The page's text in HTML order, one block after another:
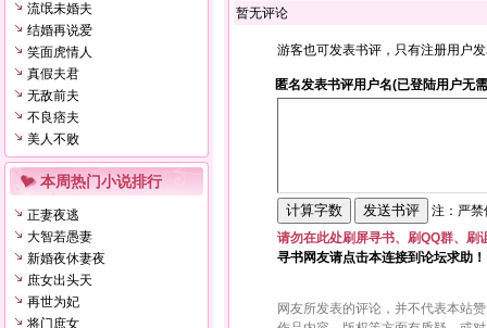
流氓未婚夫
结婚再说爱
笑面虎情人
真假夫君
无敌前夫
不良痞夫
美人不败
本周热门小说排行
正妻夜逃
大智若愚妻
新婚夜休妻夜
庶女出头天
再世为妃
将门庶女
暂无评论
游客也可发表书评，只有注册用户
匿名发表书评用户名(已登陆用户无
注：严
请勿在此处刷屏寻书、刷QQ群、刷
寻书网友请点击本连接到论坛求助！
网友所发表的评论，并不代表本站